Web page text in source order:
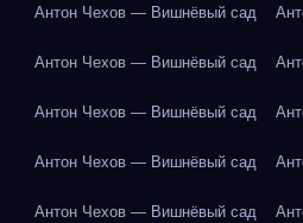
Антон Чехов — Вишнёвый сад
Антон Чехов — Вишнёвый сад
Антон Чехов — Вишнёвый сад
Антон Чехов — Вишнёвый сад
Антон Чехов — Вишнёвый сад